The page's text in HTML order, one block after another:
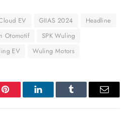
EV GIIAS 2024
Headline
Otomotif
SPK Wuling
EV Wuling Motors
Pinterest LinkedInTumblr Email